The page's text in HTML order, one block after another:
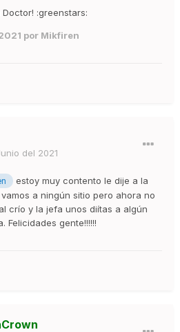
:greenstars:
por Mikfiren
del 2021
estoy muy contento le dije a la
a ningún sitio pero ahora no
crío y la jefa unos diítas a algún
Felicidades gente!!!!!!